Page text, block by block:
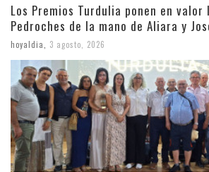
Los Premios Turdulia ponen en
Pedroches de la mano de Aliara y
hoyaldia 3 agosto, 2026